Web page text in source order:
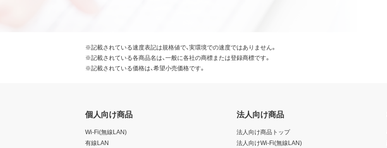
※記載されている速度表記は規格値で、実環境での速度ではありません。
※記載されている各商品名は、一般に各社の商標または登録商標です。
※記載されている価格は、希望小売価格です。
個人向け商品
Wi-Fi(無線LAN)
有線LAN
法人向け商品
法人向け商品トップ
法人向けWi-Fi(無線LAN)